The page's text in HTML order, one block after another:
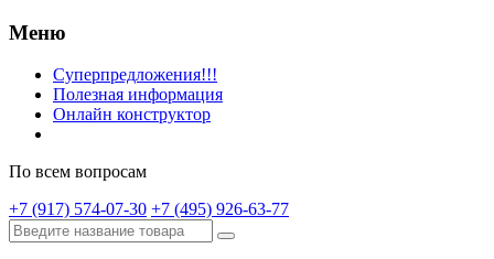
Меню
Суперпредложения!!!
Полезная информация
Онлайн конструктор
По всем вопросам
+7 (917) 574-07-30 +7 (495) 926-63-77